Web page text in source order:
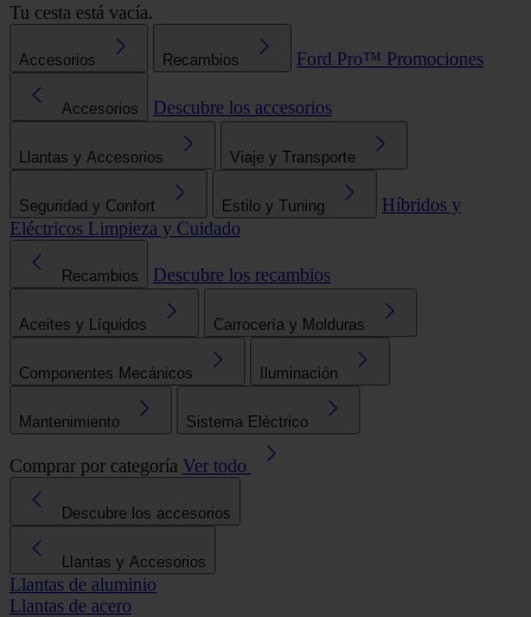
Tu cesta está vacía.
Accesorios Recambios Ford Pro™ Promociones
Accesorios Descubre los accesorios
Llantas y Accesorios Viaje y Transporte
Seguridad y Confort Estilo y Tuning
Híbridos y
Eléctricos Limpieza y Cuidado
Recambios Descubre los recambios
Aceites y Líquidos Carrocería y Molduras
Componentes Mecánicos Iluminación
Mantenimiento Sistema Eléctrico
Comprar por categoría Ver todo
Descubre los accesorios
Llantas y Accesorios
Llantas de aluminio
Llantas de acero